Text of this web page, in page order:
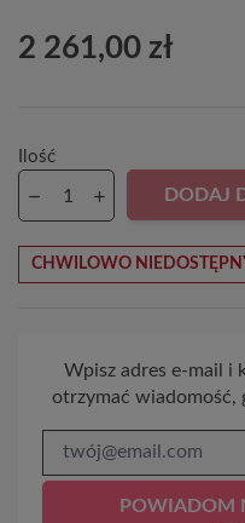
2 261,00 zł
Ilość
DODAJ
CHWILOWO
Wpisz adres e-mail i
otrzymać wiadomość,
POWIADOM